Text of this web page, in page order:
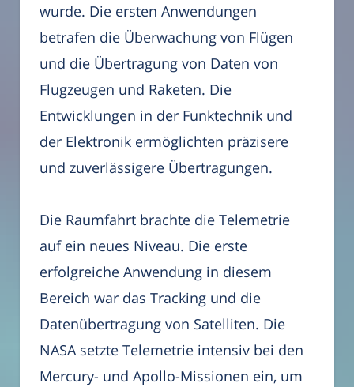
wurde. Die ersten Anwendungen
betrafen die Überwachung von Flügen
und die Übertragung von Daten von
Flugzeugen und Raketen. Die
Entwicklungen in der Funktechnik und
der Elektronik ermöglichten präzisere
und zuverlässigere Übertragungen.
Die Raumfahrt brachte die Telemetrie
auf ein neues Niveau. Die erste
erfolgreiche Anwendung in diesem
Bereich war das Tracking und die
Datenübertragung von Satelliten. Die
NASA setzte Telemetrie intensiv bei den
Mercury- und Apollo-Missionen ein, um